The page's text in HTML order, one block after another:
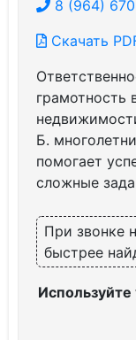
8 (964)
Скачать
грамотность
Б.
помогает
сложные
При звонке
быстрее